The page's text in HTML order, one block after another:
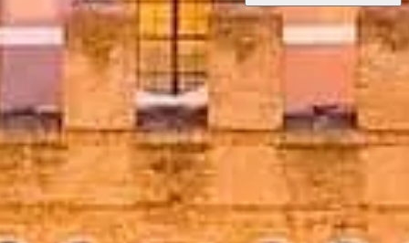
اپنے ٹکٹس کے ساتھ قطار سے بچیں
ہماری بہترین ٹکٹ آپشنز دیکھیں جو ترجیحی داخلہ
اور ماہر رہنمائی کے ساتھ آپ کے وزٹ کو بہتر بناتی
ہیں۔